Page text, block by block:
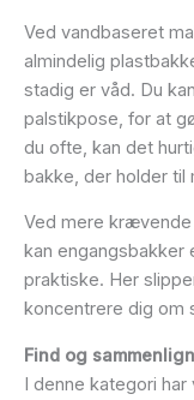
Ved vandbaseret
almindelig
stadig er våd. Du
palstikpose, for at
du ofte, kan det
bakke, der holder til
Ved mere
kan
praktiske. Her
koncentrere dig om
Find og
I denne kategori